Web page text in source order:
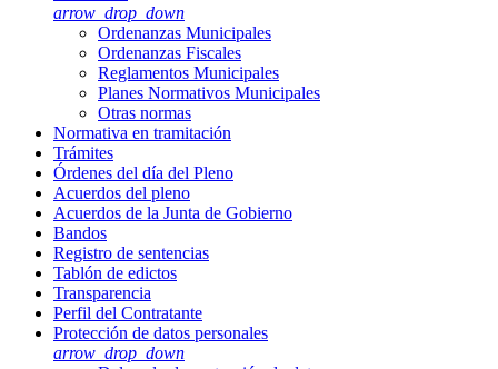
arrow_drop_down
Ordenanzas Municipales
Ordenanzas Fiscales
Reglamentos Municipales
Planes Normativos Municipales
Otras normas
Normativa en tramitación
Trámites
Órdenes del día del Pleno
Acuerdos del pleno
Acuerdos de la Junta de Gobierno
Bandos
Registro de sentencias
Tablón de edictos
Transparencia
Perfil del Contratante
Protección de datos personales
arrow_drop_down